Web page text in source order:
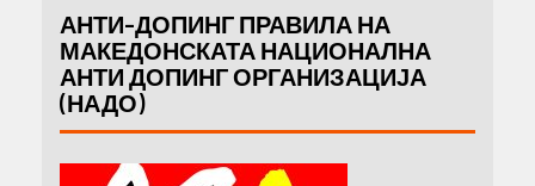
АНТИ-ДОПИНГ ПРАВИЛА НА
МАКЕДОНСКАТА НАЦИОНАЛНА
АНТИ ДОПИНГ ОРГАНИЗАЦИЈА
(НАДО)